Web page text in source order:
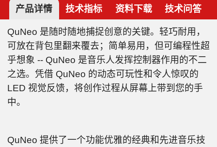
产品详情 技术指标 资料下载 技术问答
QuNeo 是随时随地捕捉创意的关键。轻巧耐用，
可放在背包里翻来覆去；简单易用，但可编程性超
乎想象 -- QuNeo 是音乐人发挥控制器作用的不二
之选。凭借 QuNeo 的动态可玩性和令人惊叹的
LED 视觉反馈，将创作过程从屏幕上带到您的手
中。
QuNeo 提供了一个功能优雅的经典和先进音乐技